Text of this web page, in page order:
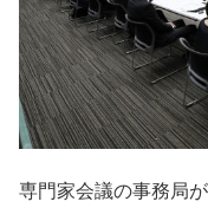
専門家会議の事務局